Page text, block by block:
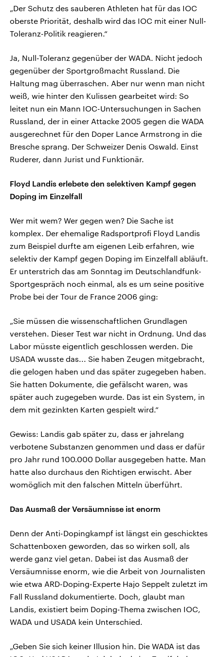
„Der Schutz des sauberen Athleten hat für das IOC
oberste Priorität, deshalb wird das IOC mit einer Null-
Toleranz-Politik reagieren.“
Ja, Null-Toleranz gegenüber der WADA. Nicht jedoch
gegenüber der Sportgroßmacht Russland. Die
Haltung mag überraschen. Aber nur wenn man nicht
weiß, wie hinter den Kulissen gearbeitet wird: So
leitet nun ein Mann IOC-Untersuchungen in Sachen
Russland, der in einer Attacke 2005 gegen die WADA
ausgerechnet für den Doper Lance Armstrong in die
Bresche sprang. Der Schweizer Denis Oswald. Einst
Ruderer, dann Jurist und Funktionär.
Floyd Landis erlebete den selektiven Kampf gegen
Doping im Einzelfall
Wer mit wem? Wer gegen wen? Die Sache ist
komplex. Der ehemalige Radsportprofi Floyd Landis
zum Beispiel durfte am eigenen Leib erfahren, wie
selektiv der Kampf gegen Doping im Einzelfall abläuft.
Er unterstrich das am Sonntag im Deutschlandfunk-
Sportgespräch noch einmal, als es um seine positive
Probe bei der Tour de France 2006 ging:
„Sie müssen die wissenschaftlichen Grundlagen
verstehen. Dieser Test war nicht in Ordnung. Und das
Labor müsste eigentlich geschlossen werden. Die
USADA wusste das... Sie haben Zeugen mitgebracht,
die gelogen haben und das später zugegeben haben.
Sie hatten Dokumente, die gefälscht waren, was
später auch zugegeben wurde. Das ist ein System, in
dem mit gezinkten Karten gespielt wird.“
Gewiss: Landis gab später zu, dass er jahrelang
verbotene Substanzen genommen und dass er dafür
pro Jahr rund 100.000 Dollar ausgegeben hatte. Man
hatte also durchaus den Richtigen erwischt. Aber
womöglich mit den falschen Mitteln überführt.
Das Ausmaß der Versäumnisse ist enorm
Denn der Anti-Dopingkampf ist längst ein geschicktes
Schattenboxen geworden, das so wirken soll, als
werde ganz viel getan. Dabei ist das Ausmaß der
Versäumnisse enorm, wie die Arbeit von Journalisten
wie etwa ARD-Doping-Experte Hajo Seppelt zuletzt im
Fall Russland dokumentierte. Doch, glaubt man
Landis, existiert beim Doping-Thema zwischen IOC,
WADA und USADA kein Unterschied.
„Geben Sie sich keiner Illusion hin. Die WADA ist das